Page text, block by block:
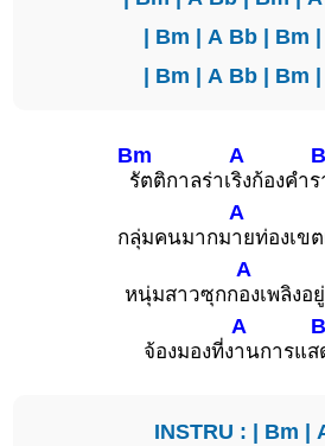
| Bm | A Bb| Bm |
| Bm | A Bb| Bm |
Bm
รัตติกาลร่าเ
A
ริงก้องคำร
กลุ่มคนมากม
A
ายท่องเขต
หนุ่มสาวซุกก
A
องเพลิงอ
จ้องมองที่ง
A
านการแส
INSTRU : | Bm |